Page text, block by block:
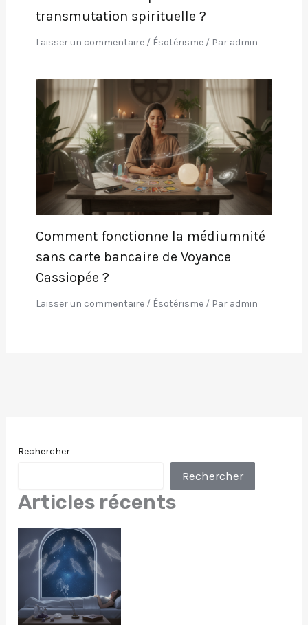
Rechercher
Rechercher
Articles récents
transmutation spirituelle ?
Laisser un commentaire / Ésotérisme/ Par admin
Comment fonctionne la médiumnité
sans carte bancaire de Voyance
Cassiopée ?
Laisser un commentaire / Ésotérisme/ Par admin